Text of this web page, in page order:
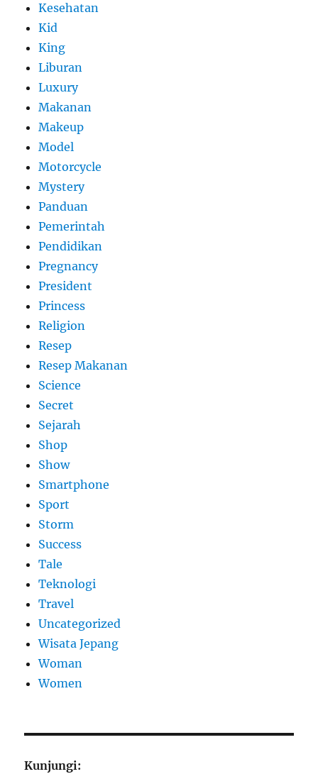
Kesehatan
Kid
King
Liburan
Luxury
Makanan
Makeup
Model
Motorcycle
Mystery
Panduan
Pemerintah
Pendidikan
Pregnancy
President
Princess
Religion
Resep
Resep Makanan
Science
Secret
Sejarah
Shop
Show
Smartphone
Sport
Storm
Success
Tale
Teknologi
Travel
Uncategorized
Wisata Jepang
Woman
Women
Kunjungi: